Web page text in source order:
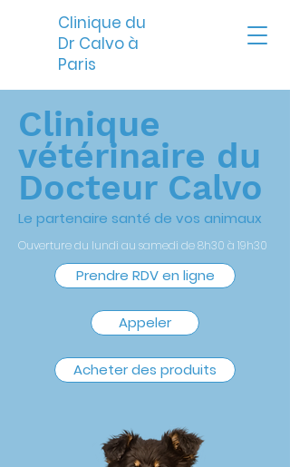
Clinique du
Dr Calvo à
Paris
Clinique
vétérinaire du
Docteur Calvo
Le partenaire santé de vos animaux
Ouverture du lundi au samedi de 8h30 à 19h30
Prendre RDV en ligne
Appeler
Acheter des produits